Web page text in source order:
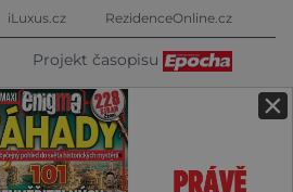
×
iLuxus.cz RezidenceOnline.cz
Projekt časopisu